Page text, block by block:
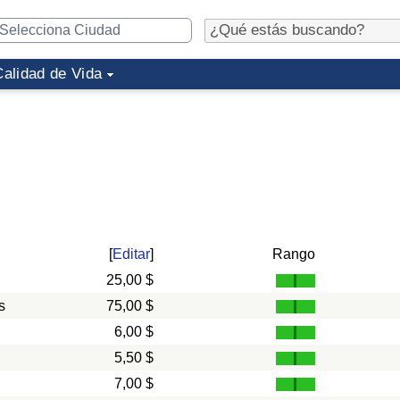
de Vida
[Editar]
Rango
25,00 $
75,00 $
6,00 $
5,50 $
7,00 $